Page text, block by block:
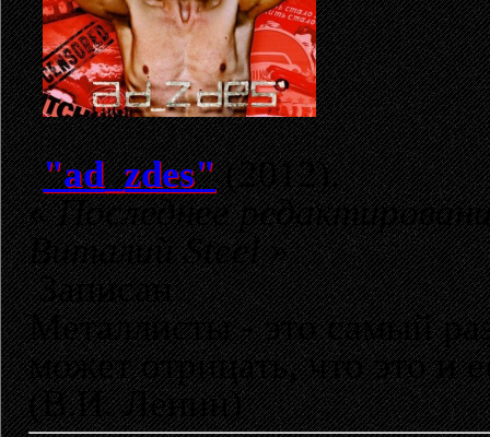
"ad_zdes"(2012).
«Последнее
Виталий Steel»
Записан
Металлисты - это самый
может отрицать, что это и
(В.И. Ленин)